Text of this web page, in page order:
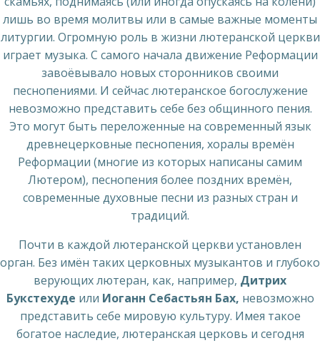
лишь во время молитвы или в самые важные моменты
литургии. Огромную роль в жизни лютеранской церкви
играет музыка. С самого начала движение Реформации
завоёвывало новых сторонников своими
песнопениями. И сейчас лютеранское богослужение
невозможно представить себе без общинного пения.
Это могут быть переложенные на современный язык
древнецерковные песнопения, хоралы времён
Реформации (многие из которых написаны самим
Лютером), песнопения более поздних времён,
современные духовные песни из разных стран и
традиций.
Почти в каждой лютеранской церкви установлен
орган. Без имён таких церковных музыкантов и глубоко
верующих лютеран, как, например, Дитрих
Букстехуде или Иоганн Себастьян Бах, невозможно
представить себе мировую культуру. Имея такое
богатое наследие, лютеранская церковь и сегодня